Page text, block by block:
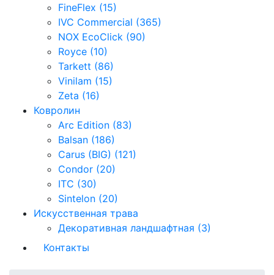
FineFlex (15)
IVC Commercial (365)
NOX EcoClick (90)
Royce (10)
Tarkett (86)
Vinilam (15)
Zeta (16)
Ковролин
Arc Edition (83)
Balsan (186)
Carus (BIG) (121)
Condor (20)
ITC (30)
Sintelon (20)
Искусственная трава
Декоративная ландшафтная (3)
Контакты